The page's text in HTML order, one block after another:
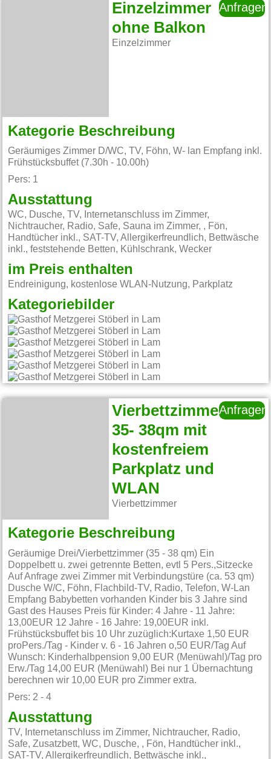
Einzelzimmer
ohne Balkon
Einzelzimmer
Anfragen
Kategorie Beschreibung
Geräumiges Zimmer D/WC, TV, Föhn, W- lan Empfang inkl.
Frühstücksbuffet (7.30h - 10.00h)
Pers: 1
Ausstattung
WC, Dusche, TV, Internetanschluss im Zimmer,
Nichtraucher, Radio, Safe, Sauna im Zimmer, , Fön,
Handtücher inkl., SAT-TV, Allergikerfreundlich, Bettwäsche
inkl., feststehende Betten, Kühlschrank, Wecker
im Preis enthalten
Endreinigung, kostenlose WLAN-Nutzung, Parkplatz
Kategoriebilder
Vierbettzimmer
35- 38qm mit
kostenfreiem
Parkplatz und
WLAN
Vierbettzimmer
Anfragen
Kategorie Beschreibung
Geräumige Drei/Vierbettzimmer (35 - 38 qm) Ein
Doppelbett u. zwei getrennte Betten, evtl 5 Pers.,Sitzecke
Auf Anfrage zwei Zimmer mit Verbindungstüre (ca. 53 qm)
Dusche W/C, Föhn, Flachbild-TV, Radio, Telefon, W-Lan
Empfang Babybetten vorhanden Kinder bis 3 Jahre sind
Gast des Hauses Preis für Kinder: 4 Jahre - 11 Jahre:
13,00EUR 12 Jahre - 16 Jahre: 19,00EUR inkl.
Frühstücksbuffet bis 10 Uhr zuzüglich:Kurtaxe 1,50 EUR
proPers./Tag - Kinder v. 6 - 16 Jahren o,50 EUR/Tag Auf
Wunsch: Kinderhalbpension 9,00 EUR (Menüwahl)/Tag pro
Erw./Tag 14,00 EUR (Menüwahl) Bei nur 1 Übernachtung
berechnen wir 10,00 EUR pro Zimmer extra.
Pers: 2 - 4
Ausstattung
TV, Internetanschluss im Zimmer, Nichtraucher, Radio,
Safe, Zusatzbett, WC, Dusche, , Fön, Handtücher inkl.,
SAT-TV, Allergikerfreundlich, Bettwäsche inkl.,